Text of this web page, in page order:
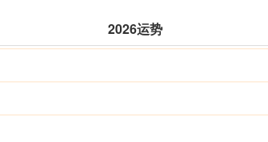
2026运势